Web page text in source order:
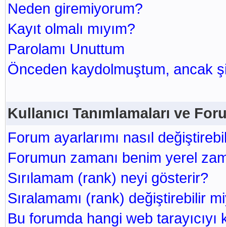
Neden giremiyorum?
Kayıt olmalı mıyım?
Parolamı Unuttum
Önceden kaydolmuştum, ancak
Kullanıcı Tanımlamaları ve
Forum ayarlarımı nasıl
Forumun zamanı benim yerel
Sırılamam (rank) neyi gösterir?
Sıralamamı (rank) değiştirebilir
Bu forumda hangi web tarayıcıyı